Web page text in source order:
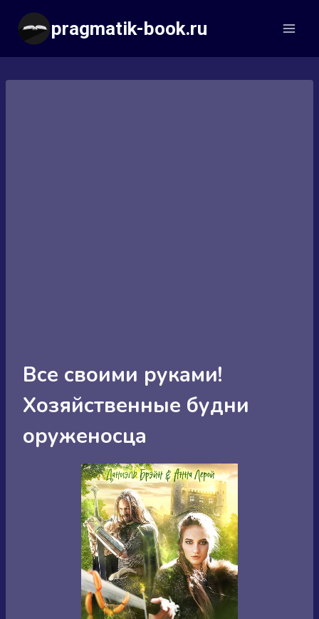
Перейти
содержимому
pragmatik-book.ru
Все своими руками!
Хозяйственные будни
оруженосца